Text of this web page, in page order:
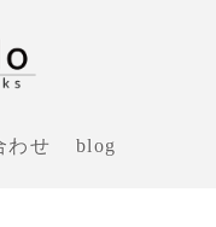
わせ blog